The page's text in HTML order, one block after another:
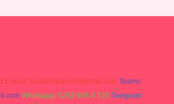
E-mail: backlinkpaneli@gmail.com Teams:
Whatsapp: 0262 606 0 726 Telegram: